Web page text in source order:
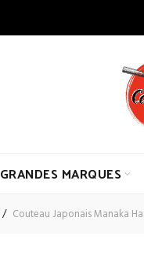
GRANDES MARQUES
Couteau Japonais Manaka